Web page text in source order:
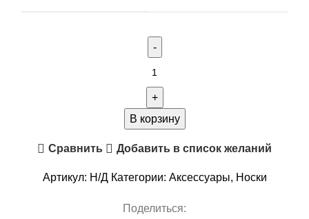
(Полипропилен
В корзину
Сравнить Добавить в список желаний
Артикул: Н/Д Категории: Аксессуары, Носки
Поделиться: